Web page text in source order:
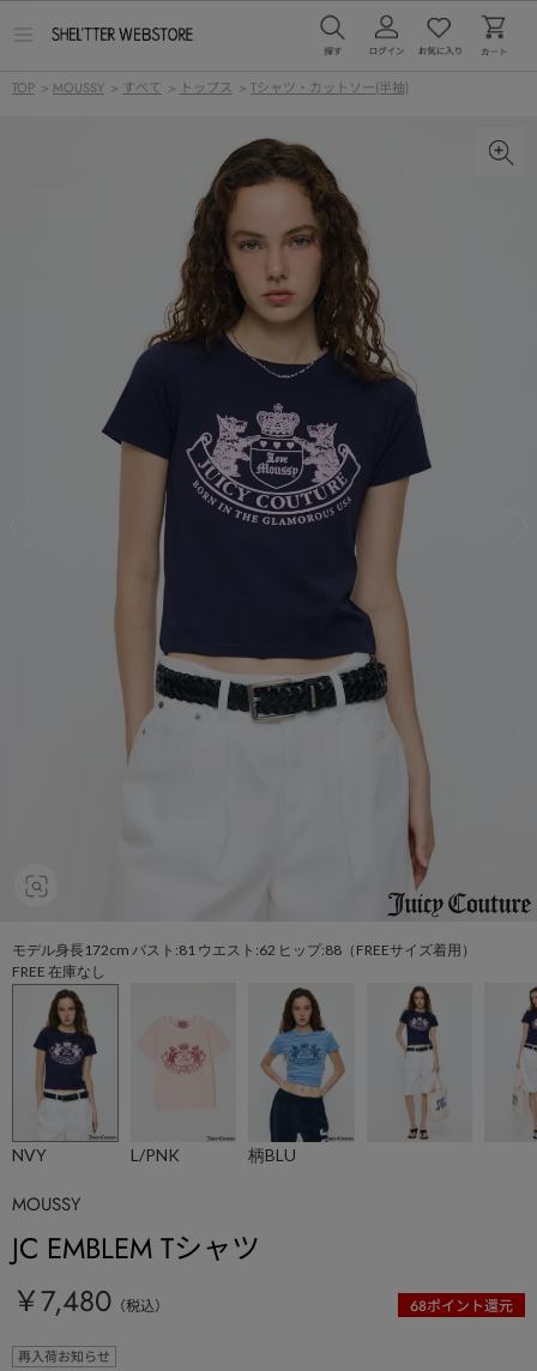
ー
TOP > MOUSSY > すべて > トップス > Tシャツ・カットソー(半袖)
モデル身長172cm バスト:81 ウエスト:62 ヒップ:88（FREEサイズ着用）
FREE 在庫なし
NVY L/PNK 柄BLU
MOUSSY
JC EMBLEM Tシャツ
￥7,480 （税込） 68ポイント還元
再入荷お知らせ